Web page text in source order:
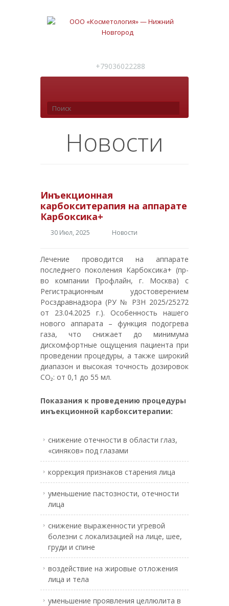
+79036022288
Новости
Инъекционная
карбокситерапия на аппарате
Карбоксика+
30 Июл, 2025 Новости
Лечение проводится на аппарате
последнего поколения Карбоксика+ (пр-
во компании Профлайн, г. Москва) с
Регистрационным удостоверением
Росздравнадзора (РУ № РЗН 2025/25272
от 23.04.2025 г.). Особенность нашего
нового аппарата – функция подогрева
газа, что снижает до минимума
дискомфортные ощущения пациента при
проведении процедуры, а также широкий
диапазон и высокая точность дозировок
CO₂: от 0,1 до 55 мл.
Показания к проведению процедуры
инъекционной карбокситерапии:
снижение отечности в области глаз,
«синяков» под глазами
коррекция признаков старения лица
уменьшение пастозности, отечности
лица
снижение выраженности угревой
болезни с локализацией на лице, шее,
груди и спине
воздействие на жировые отложения
лица и тела
уменьшение проявления целлюлита в